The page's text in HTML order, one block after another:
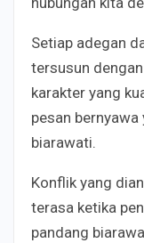
Setiap adegan
tersusun
karakter yang
pesan
biarawati.
Konflik yang
terasa ketika
pandang